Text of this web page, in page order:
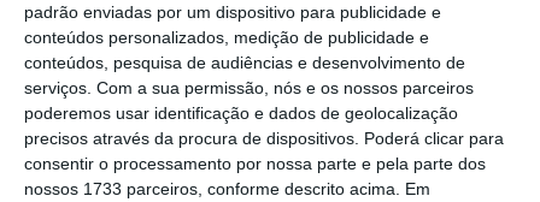
padrão enviadas por um dispositivo para publicidade e
conteúdos personalizados, medição de publicidade e
conteúdos, pesquisa de audiências e desenvolvimento de
serviços. Com a sua permissão, nós e os nossos parceiros
poderemos usar identificação e dados de geolocalização
precisos através da procura de dispositivos. Poderá clicar para
consentir o processamento por nossa parte e pela parte dos
nossos 1733 parceiros, conforme descrito acima. Em
Gusmão mencionou Pedro Soares dos Santos
(podia ter mencionado Jorge Jesus, que ganha 4
vezes mais, mas normalmente os bloquistas
evitam chatear a malta do futebol). Isto dá duas
impressões erradas: a de que a progressividade é
destinada a esses salários milionários e que esses